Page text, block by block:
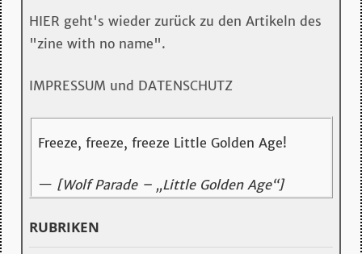
HIER geht's wieder zurück zu den Artikeln des
"zine with no name".
IMPRESSUM und DATENSCHUTZ
Freeze, freeze, freeze Little Golden Age!
— [Wolf Parade – „Little Golden Age“]
RUBRIKEN